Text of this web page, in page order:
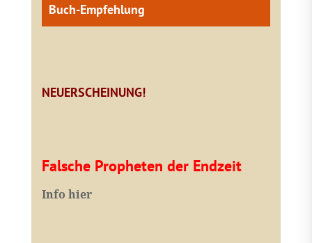
Buch-Empfehlung
NEUERSCHEINUNG!
Falsche Propheten der Endzeit
Info hier